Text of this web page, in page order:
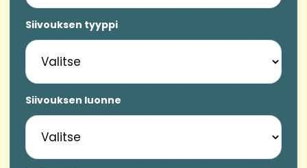
Siivouksen tyyppi
Siivouksen luonne